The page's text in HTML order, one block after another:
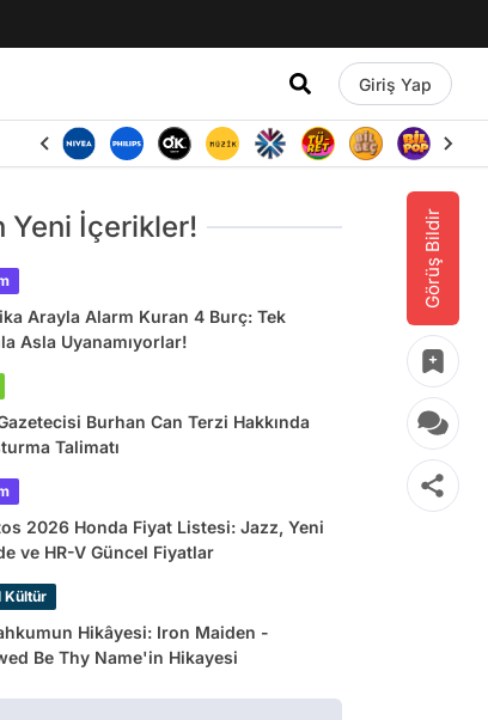
Giriş Yap
Görüş Bildir
Yeni İçerikler!
Arayla Alarm Kuran 4 Burç: Tek
Asla Uyanamıyorlar!
Burhan Can Terzi Hakkında
Talimatı
2026 Honda Fiyat Listesi: Jazz, Yeni
ve HR-V Güncel Fiyatlar
Kültür
Hikâyesi: Iron Maiden -
Be Thy Name'in Hikayesi